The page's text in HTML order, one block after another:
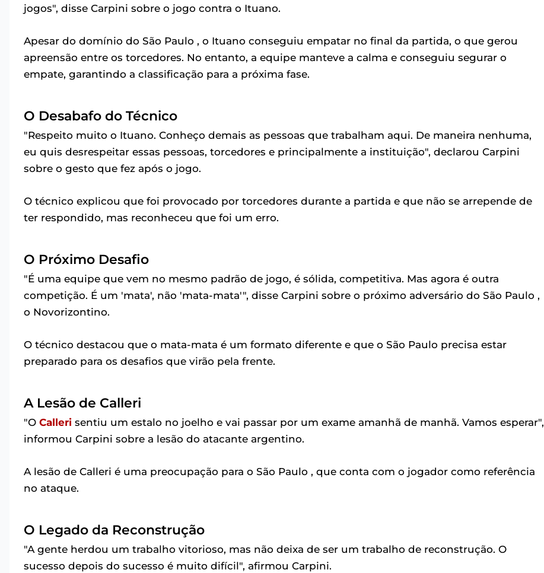
jogos", disse Carpini sobre o jogo contra o Ituano.
Apesar do domínio do São Paulo , o Ituano conseguiu empatar no final da partida, o que gerou
apreensão entre os torcedores. No entanto, a equipe manteve a calma e conseguiu segurar o
empate, garantindo a classificação para a próxima fase.
O Desabafo do Técnico
"Respeito muito o Ituano. Conheço demais as pessoas que trabalham aqui. De maneira nenhuma,
eu quis desrespeitar essas pessoas, torcedores e principalmente a instituição", declarou Carpini
sobre o gesto que fez após o jogo.
O técnico explicou que foi provocado por torcedores durante a partida e que não se arrepende de
ter respondido, mas reconheceu que foi um erro.
O Próximo Desafio
"É uma equipe que vem no mesmo padrão de jogo, é sólida, competitiva. Mas agora é outra
competição. É um 'mata', não 'mata-mata'", disse Carpini sobre o próximo adversário do São Paulo ,
o Novorizontino.
O técnico destacou que o mata-mata é um formato diferente e que o São Paulo precisa estar
preparado para os desafios que virão pela frente.
A Lesão de Calleri
"O Calleri sentiu um estalo no joelho e vai passar por um exame amanhã de manhã. Vamos esperar",
informou Carpini sobre a lesão do atacante argentino.
A lesão de Calleri é uma preocupação para o São Paulo , que conta com o jogador como referência
no ataque.
O Legado da Reconstrução
"A gente herdou um trabalho vitorioso, mas não deixa de ser um trabalho de reconstrução. O
sucesso depois do sucesso é muito difícil", afirmou Carpini.